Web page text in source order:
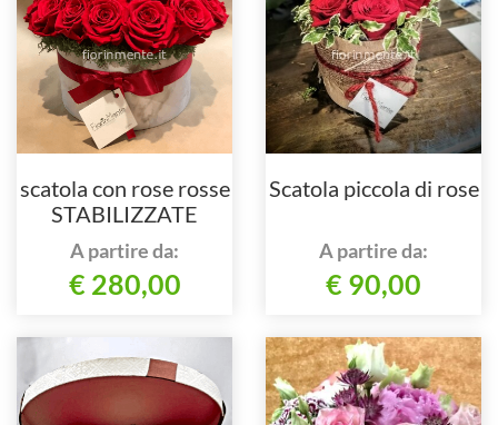
scatola con rose rosse
STABILIZZATE
A partire da:
€ 280,00
Scatola piccola di rose
A partire da:
€ 90,00